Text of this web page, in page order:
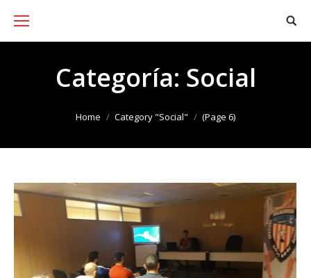
Categoría: Social
Home Category "Social" (Page 6)